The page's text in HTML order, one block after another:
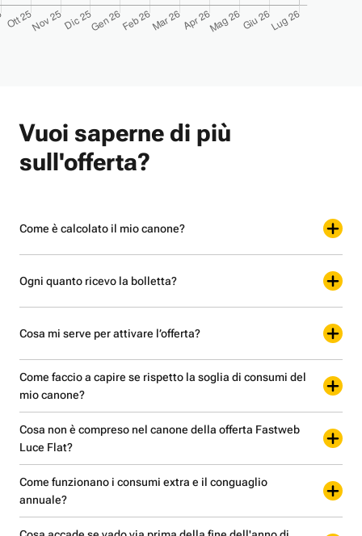
Vuoi saperne di più
sull'offerta?
Come è calcolato il mio canone?
Ogni quanto ricevo la bolletta?
Cosa mi serve per attivare l’offerta?
Come faccio a capire se rispetto la soglia di consumi del
mio canone?
Cosa non è compreso nel canone della offerta Fastweb
Luce Flat?
Come funzionano i consumi extra e il conguaglio
annuale?